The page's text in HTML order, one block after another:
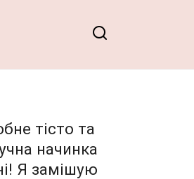
тісто та
начинка
Я замішую